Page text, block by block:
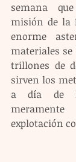
semana
misión de la
enorme
materiales
trillones de
sirven los
a día de
explotación